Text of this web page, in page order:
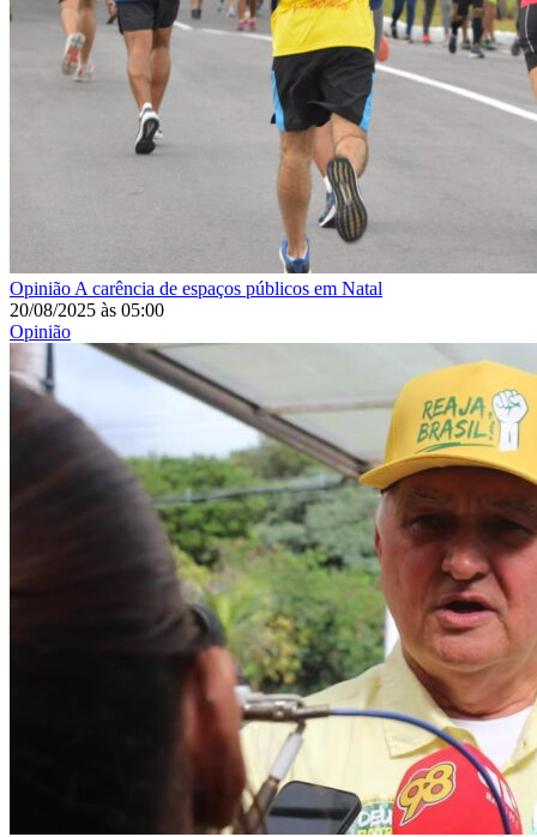
Opinião A carência de espaços públicos em Natal
20/08/2025 às 05:00
Opinião